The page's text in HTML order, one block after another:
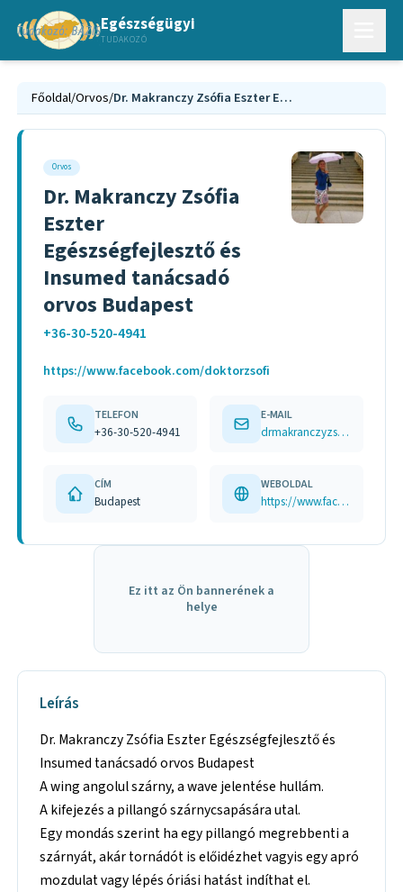
Egészségügyi
TUDAKOZÓ
Főoldal/Orvos/ Dr. Makranczy Zsófia Eszter Egészségfejlesztő és Insumed tanácsadó orvos Budapest
Orvos
Dr. Makranczy Zsófia
Eszter
Egészségfejlesztő és
Insumed tanácsadó
orvos Budapest
+36-30-520-4941
https://www.facebook.com/doktorzsofi
TELEFON
+36-30-520-4941
E-MAIL
drmakranczyzsofia@gmail.com
CÍM
Budapest
WEBOLDAL
https://www.facebook.com/doktorzsofi
Ez itt az Ön bannerének a
helye
Leírás
Dr. Makranczy Zsófia Eszter Egészségfejlesztő és
Insumed tanácsadó orvos Budapest
A wing angolul szárny, a wave jelentése hullám.
A kifejezés a pillangó szárnycsapására utal.
Egy mondás szerint ha egy pillangó megrebbenti a
szárnyát, akár tornádót is előidézhet vagyis egy apró
mozdulat vagy lépés óriási hatást indíthat el.